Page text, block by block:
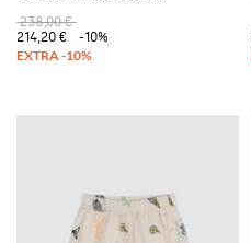
238,00 €
214,20 €
-10%